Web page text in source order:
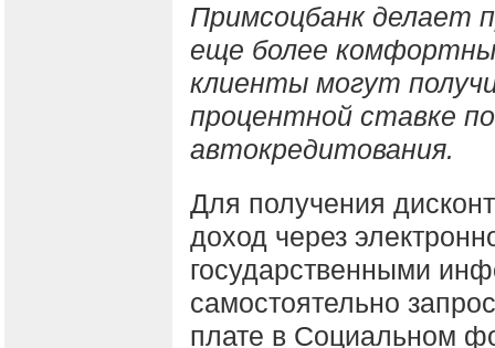
Примсоцбанк делает
еще более
клиенты могут
процентной ставке
автокредитования.
Для получения
доход через
государственными
самостоятельно
плате в Социальном